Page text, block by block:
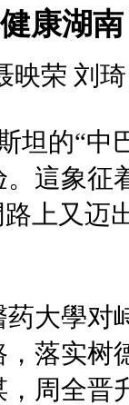
康湖南
映荣 刘
的“中
這象征
上又迈
學对
落实树
周全晋